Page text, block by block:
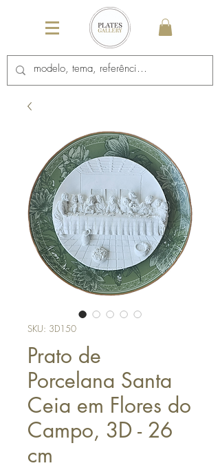
SKU: 3D150
Prato de
Porcelana Santa
Ceia em Flores do
Campo, 3D - 26
cm